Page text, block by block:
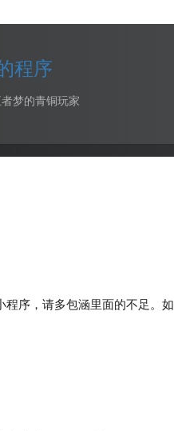
程序
梦的青铜玩家
序，请多包涵里面的不足。如